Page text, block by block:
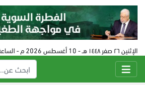
الإثنين ٢٦ صفر ١٤٤٨ هـ - 10 أغسطس 2026 م - الساعة 09:39 م